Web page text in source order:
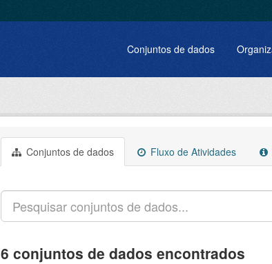
Conjuntos de dados
Conjuntos de dados Fluxo de Atividades
6 conjuntos de dados encontrados